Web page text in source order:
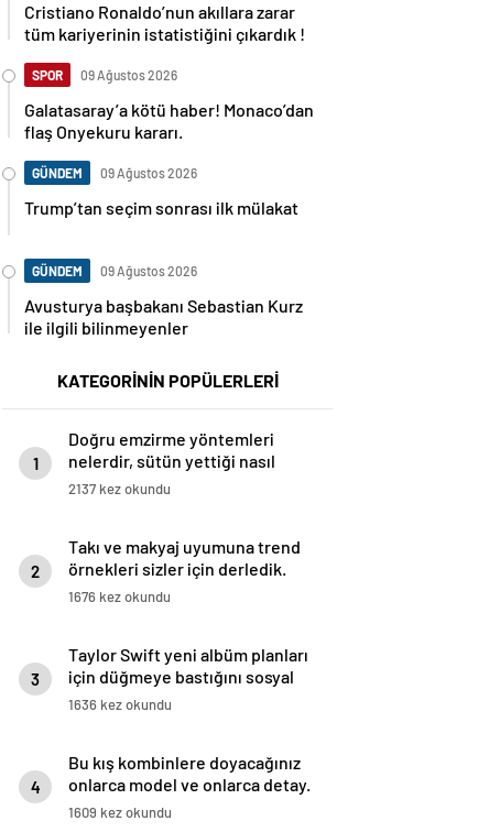
Cristiano Ronaldo’nun akıllara zarar
tüm kariyerinin istatistiğini çıkardık !
SPOR 09 Ağustos 2026
Galatasaray’a kötü haber! Monaco’dan
flaş Onyekuru kararı.
GÜNDEM 09 Ağustos 2026
Trump’tan seçim sonrası ilk mülakat
GÜNDEM 09 Ağustos 2026
Avusturya başbakanı Sebastian Kurz
ile ilgili bilinmeyenler
KATEGORİNİN POPÜLERLERİ
1
Doğru emzirme yöntemleri
nelerdir, sütün yettiği nasıl
anlaşılır?
2137 kez okundu
2
Takı ve makyaj uyumuna trend
örnekleri sizler için derledik.
1676 kez okundu
3
Taylor Swift yeni albüm planları
için düğmeye bastığını sosyal
medyadan duyurdu!
1636 kez okundu
4
Bu kış kombinlere doyacağınız
onlarca model ve onlarca detay.
1609 kez okundu